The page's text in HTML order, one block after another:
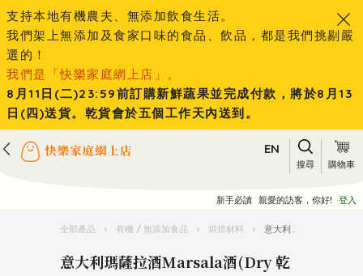
支持本地有機農夫、無添加飲食生活。
我們架上無添加及食家口味的食品、飲品，都是我們挑剔嚴
選的！
我們是「快樂家庭網上店」。
8月11日(二)23:59前訂購新鮮蔬果並完成付款，將於8月13
日(四)送貨。乾貨會於五個工作天內送到。
EN
搜尋 購物車
新手必讀 親愛的訪客，你好! 登入
全部產品 › 有機 / 無添加食品 › 烘焙材料 › 意大利瑪薩拉酒Marsala酒(Dry 乾身輕甜)
意大利瑪薩拉酒Marsala酒(Dry 乾